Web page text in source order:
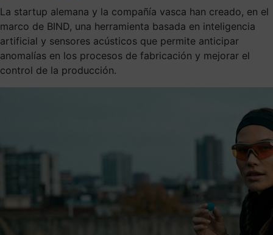
La startup alemana y la compañía vasca han creado, en el
marco de BIND, una herramienta basada en inteligencia
artificial y sensores acústicos que permite anticipar
anomalías en los procesos de fabricación y mejorar el
control de la producción.